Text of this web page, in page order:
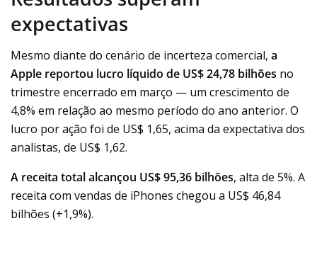
expectativas
Mesmo diante do cenário de incerteza comercial, a
Apple reportou lucro líquido de US$ 24,78 bilhões no
trimestre encerrado em março — um crescimento de
4,8% em relação ao mesmo período do ano anterior. O
lucro por ação foi de US$ 1,65, acima da expectativa dos
analistas, de US$ 1,62.
A receita total alcançou US$ 95,36 bilhões, alta de 5%. A
receita com vendas de iPhones chegou a US$ 46,84
bilhões (+1,9%).